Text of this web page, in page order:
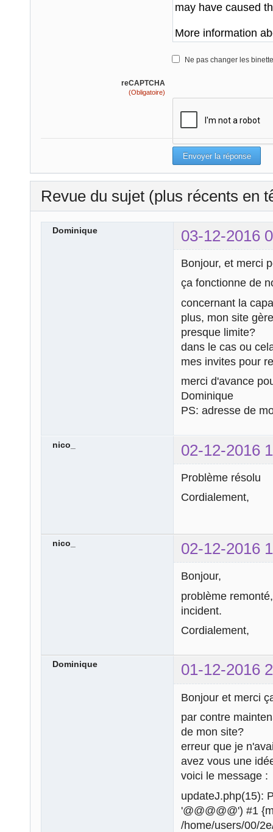
Ne pas changer les
reCAPTCHA
(Obligatoire)
Revue du sujet (plus récents en
Dominique 03-12-2016
Bonjour, et merci
ça fonctionne de
concernant la
plus, mon site
presque limite?
dans le cas ou
mes invites pour
merci d'avance
Dominique
PS: adresse de
nico_ 02-12-2016
Problème résolu
Cordialement,
nico_ 02-12-2016
Bonjour,
problème
incident.
Cordialement,
Dominique 01-12-2016
Bonjour et merci
par contre
de mon site?
erreur que je
avez vous une
voici le message :
updateJ.php(15):
'@@@@@') #1
/home/users/00/